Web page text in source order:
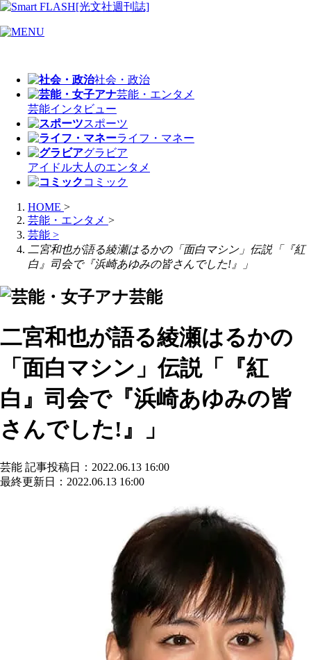
社会・政治
芸能・エンタメ
芸能インタビュー
スポーツ
ライフ・マネー
グラビア
アイドル大人のエンタメ
コミック
HOME >
芸能・エンタメ >
芸能 >
二宮和也が語る綾瀬はるかの「面白マシン」伝説「『紅
白』司会で『浜崎あゆみの皆さんでした!』」
芸能
二宮和也が語る綾瀬はるかの
「面白マシン」伝説「『紅
白』司会で『浜崎あゆみの皆
さんでした!』」
芸能 記事投稿日：2022.06.13 16:00
最終更新日：2022.06.13 16:00